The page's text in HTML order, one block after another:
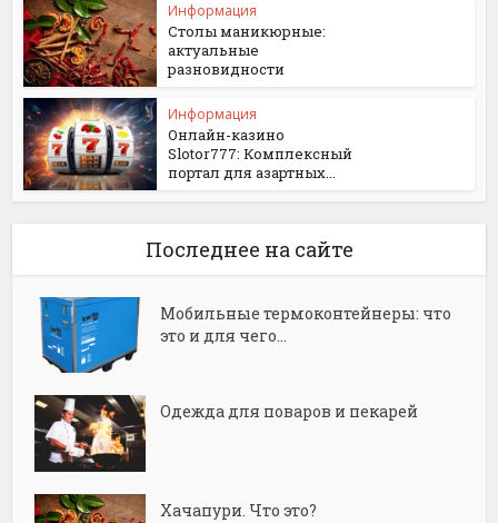
Информация
Столы маникюрные:
актуальные
разновидности
Информация
Онлайн-казино
Slotor777: Комплексный
портал для азартных...
Последнее на сайте
Мобильные термоконтейнеры: что
это и для чего...
Одежда для поваров и пекарей
Хачапури. Что это?